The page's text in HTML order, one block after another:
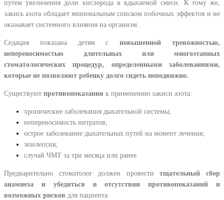
путем увеличения доли кислорода в вдыхаемой смеси. К тому же,
закись азота обладает минимальным списком побочных эффектов и не
оказывает системного влияния на организм.
Седация показана детям сповышенной тревожностью,
непереносимостью длительных или многоэтапных
стоматологических процедур, определенными заболеваниями,
которые не позволяют ребенку долго сидеть неподвижно.
Существуют противопоказания к применению закиси азота:
хронические заболевания дыхательной системы;
непереносимость нитратов;
острое заболевание дыхательных путей на момент лечения;
эпилепсия;
случай ЧМТ за три месяца или ранее.
Предварительно стоматолог должен провеститщательный сбор
анамнеза и убедиться в отсутствии противопоказаний и
возможных рисков для пациента.